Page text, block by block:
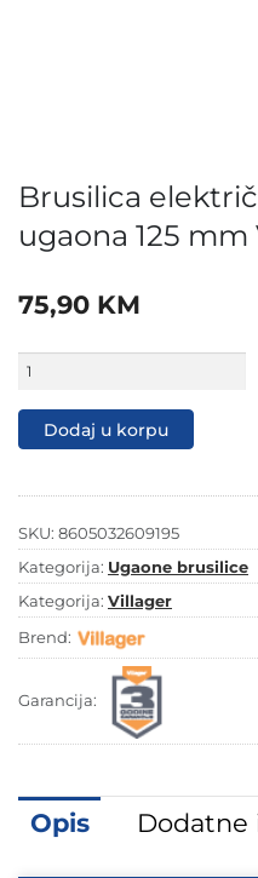
Brusilica
ugaona 125 mm
75,90 KM
električna
W
mm
455
količina
Dodaj u korpu
SKU: 8605032609195
Kategorija: Ugaone brusilice
Kategorija: Villager
Brend:
Garancija:
Opis Dodatne